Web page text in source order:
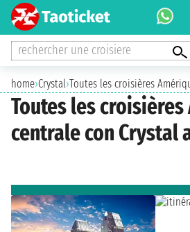
rechercher une croisiere
home›Crystal›Toutes les croisières
Toutes les
centrale con Crystal